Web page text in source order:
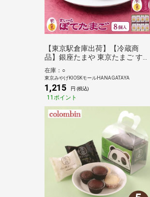
【東京駅倉庫出荷】【冷蔵商
品】銀座たまや 東京たまご すい
ーとぽてたまご8個入
在庫：○
東京みやげKIOSKモールHANAGATAYA
1,215 円 (税込)
11ポイント